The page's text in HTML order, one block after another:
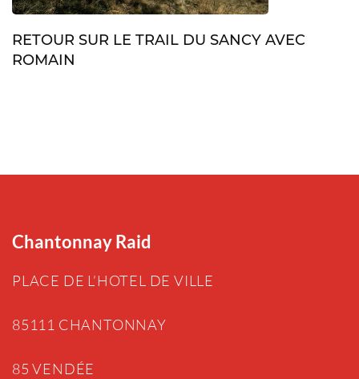
RETOUR SUR LE TRAIL DU SANCY AVEC
ROMAIN
Chantonnay Raid
PLACE DE L’HOTEL DE VILLE
85111 CHANTONNAY
85 VENDÉE